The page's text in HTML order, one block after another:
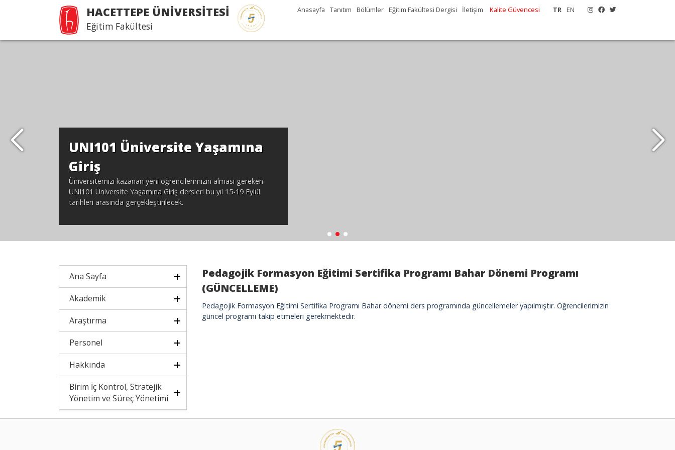
HACETTEPE ÜNİVERSİTESİ
Eğitim Fakültesi
TR EN
Anasayfa Tanıtım Bölümler Eğitim Fakültesi Dergisi İletişim Kalite Güvencesi
UNI101 Üniversite Yaşamına
Giriş
Üniversitemizi kazanan yeni öğrencilerimizin alması gereken
UNI101 Üniversite Yaşamına Giriş dersleri bu yıl 15-19 Eylül
tarihleri arasında gerçekleştirilecek.
Ana Sayfa
Akademik
Araştırma
Personel
Hakkında
Birim İç Kontrol, Stratejik
Yönetim ve Süreç Yönetimi
Pedagojik Formasyon Eğitimi Sertifika Programı Bahar Dönemi Programı
(GÜNCELLEME)
Pedagojik Formasyon Eğitimi Sertifika Programı Bahar dönemi ders programında güncellemeler yapılmıştır. Öğrencilerimizin
güncel programı takip etmeleri gerekmektedir.